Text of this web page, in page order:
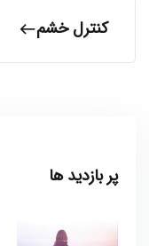
کنترل خشم
پر بازدید ها